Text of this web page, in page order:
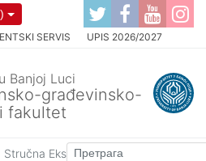
SERVIS UPIS 2026/2027
Banjoj Luci
građevinsko-
fakultet
Stručna Ekskurzija SP Građevinarstvo